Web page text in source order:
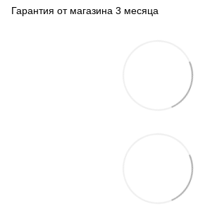
Гарантия от магазина 3 месяца